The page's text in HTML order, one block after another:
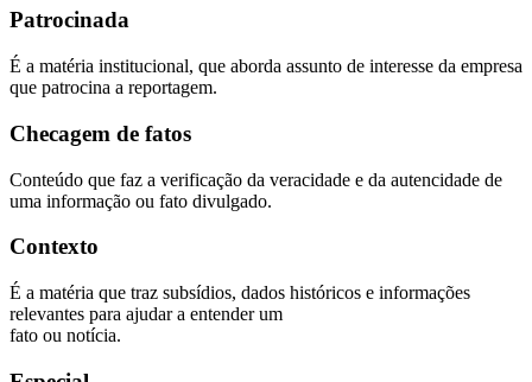
Patrocinada
É a matéria institucional, que aborda assunto de interesse da empresa
que patrocina a reportagem.
Checagem de fatos
Conteúdo que faz a verificação da veracidade e da autencidade de
uma informação ou fato divulgado.
Contexto
É a matéria que traz subsídios, dados históricos e informações
relevantes para ajudar a entender um
fato ou notícia.